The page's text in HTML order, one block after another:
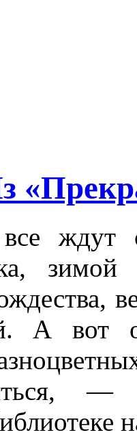
ждут
А вот
—